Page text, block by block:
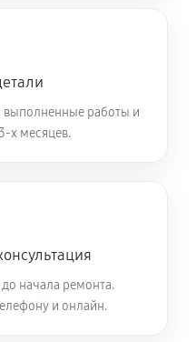
выполненные работы и
х месяцев.
начала ремонта.
и онлайн.